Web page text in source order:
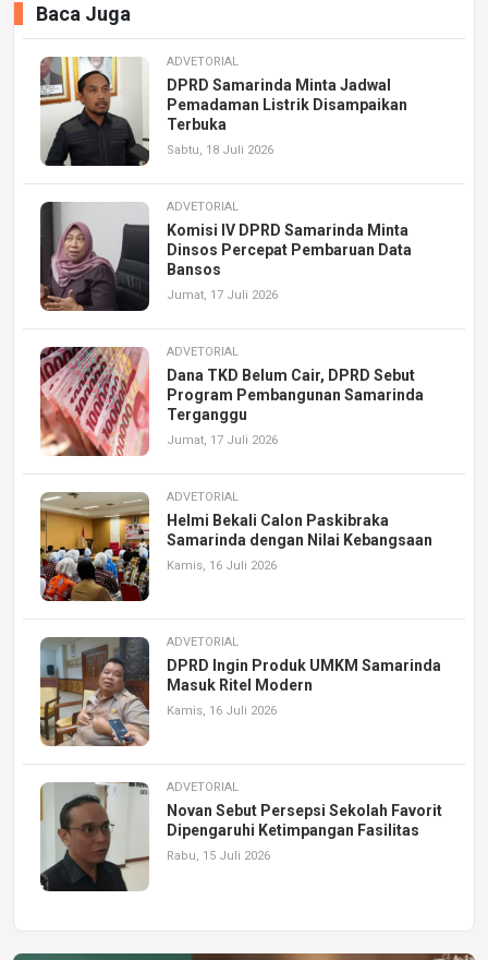
Baca Juga
ADVETORIAL
DPRD Samarinda Minta Jadwal
Pemadaman Listrik Disampaikan
Terbuka
Sabtu, 18 Juli 2026
ADVETORIAL
Komisi IV DPRD Samarinda Minta
Dinsos Percepat Pembaruan Data
Bansos
Jumat, 17 Juli 2026
ADVETORIAL
Dana TKD Belum Cair, DPRD Sebut
Program Pembangunan Samarinda
Terganggu
Jumat, 17 Juli 2026
ADVETORIAL
Helmi Bekali Calon Paskibraka
Samarinda dengan Nilai Kebangsaan
Kamis, 16 Juli 2026
ADVETORIAL
DPRD Ingin Produk UMKM Samarinda
Masuk Ritel Modern
Kamis, 16 Juli 2026
ADVETORIAL
Novan Sebut Persepsi Sekolah Favorit
Dipengaruhi Ketimpangan Fasilitas
Rabu, 15 Juli 2026